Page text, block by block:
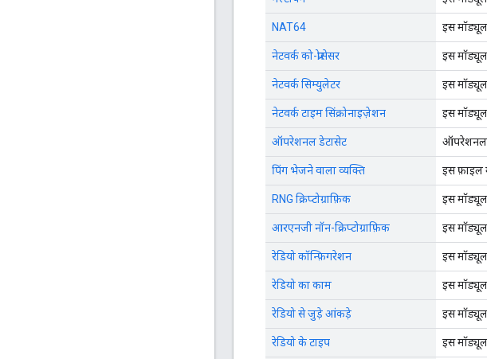
NAT64 इस
नेटवर्क को-प्रोसेसर इस
नेटवर्क सिम्युलेटर इस
नेटवर्क टाइम सिंक्रोनाइज़ेशन इस
ऑपरेशनल डेटासेट ऑपरेशनल
पिंग भेजने वाला व्यक्ति इस फ़ाइल
RNG क्रिप्टोग्राफ़िक इस
आरएनजी नॉन-क्रिप्टोग्राफ़िक इस
रेडियो कॉन्फ़िगरेशन इस मॉड्यूल
रेडियो का काम इस मॉड्यूल
रेडियो से जुड़े आंकड़े इस
रेडियो के टाइप इस मॉड्यूल